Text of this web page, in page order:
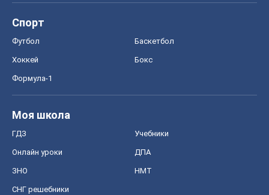
Спорт
Футбол Баскетбол
Хоккей Бокс
Формула-1
Моя школа
ГДЗ Учебники
Онлайн уроки ДПА
ЗНО НМТ
СНГ решебники